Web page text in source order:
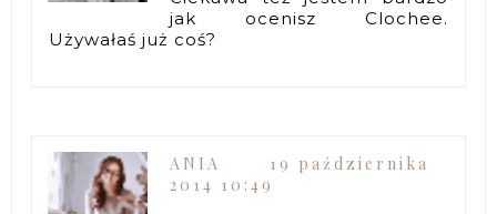
jak ocenisz Clochee.
Używałaś już coś?
ANIA
19 października
2014 10:49